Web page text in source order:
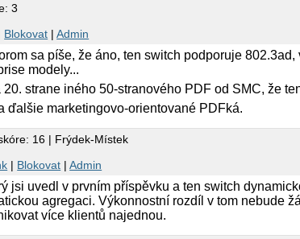
3
Blokovat |Admin
sa píše, že áno, ten switch podporuje
modely...
strane iného 50-stranového PDF od SMC, že
ďalšie marketingovo-orientované PDFká.
16 | Frýdek-Místek
| Blokovat |Admin
jsi uvedl v prvním příspěvku a ten switch
agregaci. Výkonnostní rozdíl v tom nebude
více klientů najednou.